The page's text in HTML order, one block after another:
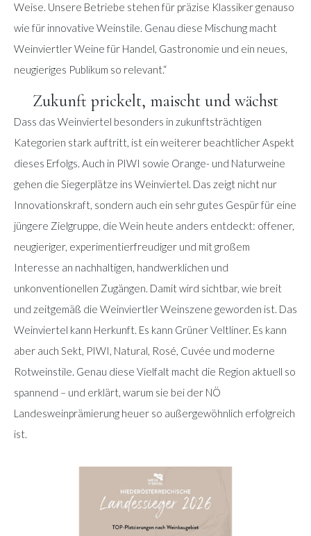
Weise. Unsere Betriebe stehen für präzise Klassiker genauso
wie für innovative Weinstile. Genau diese Mischung macht
Weinviertler Weine für Handel, Gastronomie und ein neues,
neugieriges Publikum so relevant.“
Zukunft prickelt, maischt und wächst
Dass das Weinviertel besonders in zukunftsträchtigen
Kategorien stark auftritt, ist ein weiterer beachtlicher Aspekt
dieses Erfolgs. Auch in PIWI sowie Orange- und Naturweine
gehen die Siegerplätze ins Weinviertel. Das zeigt nicht nur
Innovationskraft, sondern auch ein sehr gutes Gespür für eine
jüngere Zielgruppe, die Wein heute anders entdeckt: offener,
neugieriger, experimentierfreudiger und mit großem
Interesse an nachhaltigen, handwerklichen und
unkonventionellen Zugängen. Damit wird sichtbar, wie breit
und zeitgemäß die Weinviertler Weinszene geworden ist. Das
Weinviertel kann Herkunft. Es kann Grüner Veltliner. Es kann
aber auch Sekt, PIWI, Natural, Rosé, Cuvée und moderne
Rotweinstile. Genau diese Vielfalt macht die Region aktuell so
spannend – und erklärt, warum sie bei der NÖ
Landesweinprämierung heuer so außergewöhnlich erfolgreich
ist.